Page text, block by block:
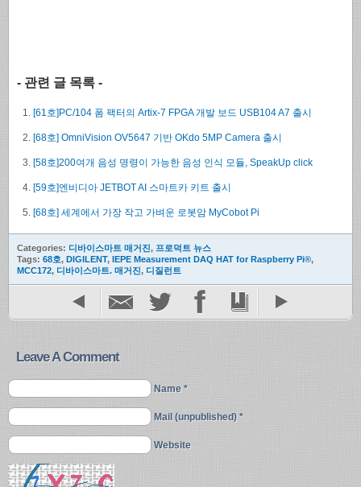
- 관련 글 목록 -
[61호]PC/104 폼 팩터의 Artix-7 FPGA 개발 보드 USB104 A7 출시
[68호] OmniVision OV5647 기반 OKdo 5MP Camera 출시
[58호]200여개 음성 명령이 가능한 음성 인식 모듈, SpeakUp click
[59호]엔비디아 JETBOT AI 스마트카 키트 출시
[68호] 세계에서 가장 작고 가벼운 로봇암 MyCobot Pi
Categories: 디바이스마트 매거진, 프로덕트 뉴스
Tags: 68호, DIGILENT, IEPE Measurement DAQ HAT for Raspberry Pi®,
MCC172, 디바이스마트. 매거진, 디질런트
Leave A Comment
Name *
Mail (unpublished) *
Website